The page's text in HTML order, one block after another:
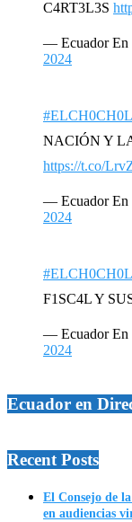
C4RT3L3S
— Ecuador En
2024
NACIÓN Y
https://t.co/
— Ecuador En
2024
F1SC4L Y
— Ecuador En
2024
Ecuador en
Recent Posts
El Consejo de
en audiencias